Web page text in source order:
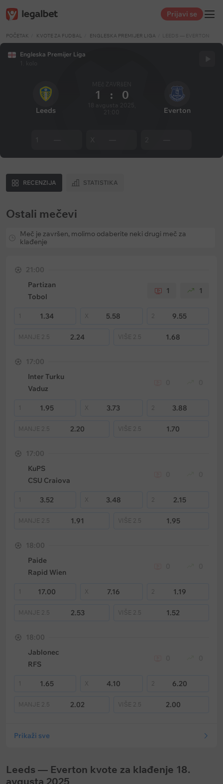
Prijavi se
POČETAK KVOTE ZA FUDBAL ENGLESKA PREMIJER LIGA LEEDS — EVERTON
Engleska Premijer Liga
Leeds
MEč ZAVRšEN
1 : 0
Everton
RECENZIJA STATISTIKA
Ostali mečevi
Meč je završen, molimo odaberite neki drugi meč za
klađenje
21:00
Partizan
Tobol
1 1
1 1.34 5.58 2 9.55
MANJE 2.5 2.24 VIŠE 2.5 1.68
17:00
Inter Turku
Vaduz
1 1.95 3.73 2 3.88
MANJE 2.5 2.20 VIŠE 2.5 1.70
17:00
KuPS
CSU Craiova
1 3.52 3.48 2 2.15
MANJE 2.5 1.91 VIŠE 2.5 1.95
18:00
Paide
Rapid Wien
1 17.00 7.16 2 1.19
MANJE 2.5 2.53 VIŠE 2.5 1.52
18:00
Jablonec
RFS
1 1.65 4.10 2 6.20
MANJE 2.5 2.02 VIŠE 2.5 2.00
Prikaži sve
Leeds — Everton kvote za klađenje 18.
avgusta 2025